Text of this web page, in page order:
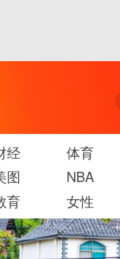
经 体育
图
NBA
育
女性